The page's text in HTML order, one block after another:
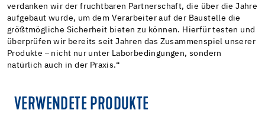
verdanken wir der fruchtbaren Partnerschaft, die über die Jahre
aufgebaut wurde, um dem Verarbeiter auf der Baustelle die
größtmögliche Sicherheit bieten zu können. Hierfür testen und
überprüfen wir bereits seit Jahren das Zusammenspiel unserer
Produkte ‒ nicht nur unter Laborbedingungen, sondern
natürlich auch in der Praxis.“
VERWENDETE PRODUKTE